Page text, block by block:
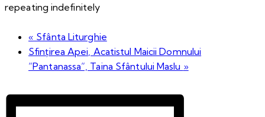
repeating indefinitely
« Sfânta Liturghie
Sfințirea Apei, Acatistul Maicii Domnului
”Pantanassa”, Taina Sfântului Maslu »